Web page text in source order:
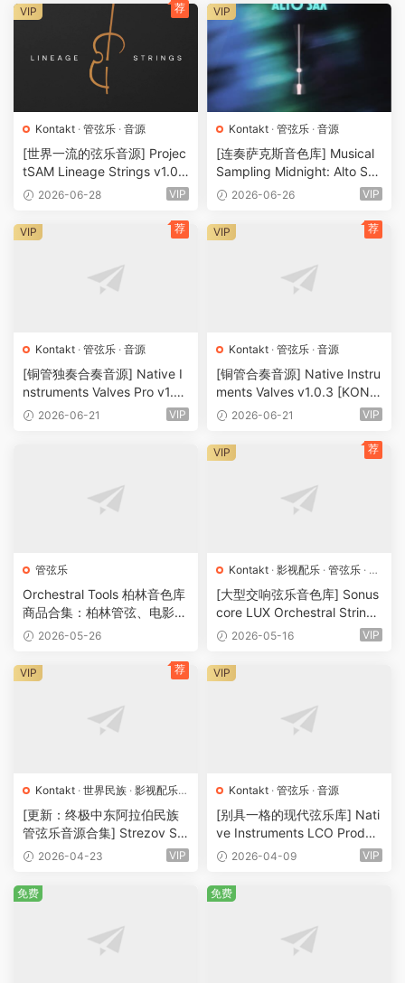
Kontakt · 管弦乐 · 音源
[世界一流的弦乐音源] Projec
tSAM Lineage Strings v1.0.1
[KONTAKT]（70.69GB）
2026-06-28 VIP
VIP 荐
Kontakt · 管弦乐 · 音源
[连奏萨克斯音色库] Musical
Sampling Midnight: Alto Sax
v1.3.0 [KONTAKT]（2.09G
2026-06-26 VIP
VIP
Kontakt · 管弦乐 · 音源
[铜管独奏合奏音源] Native I
nstruments Valves Pro v1.0.
1 [KONTAKT]（30.06GB）
2026-06-21 VIP
VIP 荐
Kontakt · 管弦乐 · 音源
[铜管合奏音源] Native Instru
ments Valves v1.0.3 [KONT
AKT]（12.88GB）
2026-06-21 VIP
VIP 荐
管弦乐
Orchestral Tools 柏林音色库
商品合集：柏林管弦、电影配
乐与艺术家系列
2026-05-26
Kontakt · 影视配乐 · 管弦乐 · 音
源
[大型交响弦乐音色库] Sonus
core LUX Orchestral Strings
v1.1.0 [KONTAKT]（75.7G
2026-05-16 VIP
VIP 荐
Kontakt · 世界民族 · 影视配乐·
管弦乐· 音源
[更新：终极中东阿拉伯民族
管弦乐音源合集] Strezov Sa
mpling Arabian Ethnic Orch
7GB）
2026-04-23 VIP
VIP 荐
Kontakt · 管弦乐 · 音源
[别具一格的现代弦乐库] Nati
ve Instruments LCO Produc
er Strings v1.1.0 [KONTAKT]
2026-04-09 VIP
VIP
免费 免费